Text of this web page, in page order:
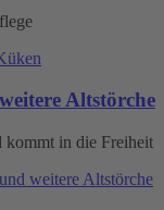
Altstörche
kommt in die Freiheit
weitere Altstörche